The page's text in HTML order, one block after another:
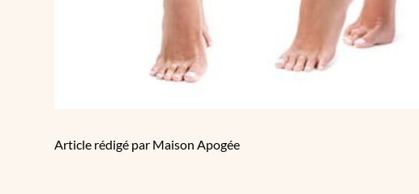
Article rédigé par Maison Apogée